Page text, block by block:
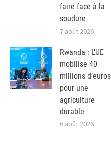
faire face à la
soudure
7 août 2026
Rwanda : L’UE
mobilise 40
millions d’euros
pour une
agriculture
durable
6 août 2026